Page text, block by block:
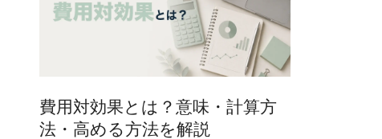
費用対効果とは？意味・計算方
法・高める方法を解説